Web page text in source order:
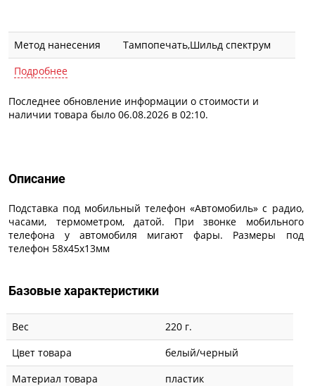
Метод нанесения
Тампопечать,Шильд спектрум
Подробнее
Последнее обновление информации о стоимости и
наличии товара было 06.08.2026 в 02:10.
Описание
Подставка под мобильный телефон «Автомобиль» с радио,
часами, термометром, датой. При звонке мобильного
телефона у автомобиля мигают фары. Размеры под
телефон 58х45х13мм
Базовые характеристики
Вес
220 г.
Цвет товара
белый/черный
Материал товара
пластик